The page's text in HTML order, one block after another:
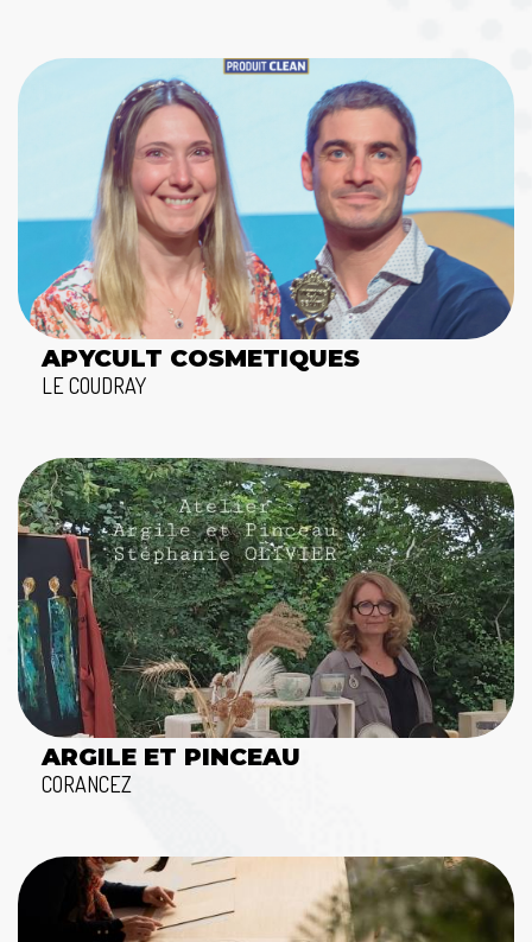
APYCULT COSMETIQUES
LE COUDRAY
ARGILE ET PINCEAU
CORANCEZ